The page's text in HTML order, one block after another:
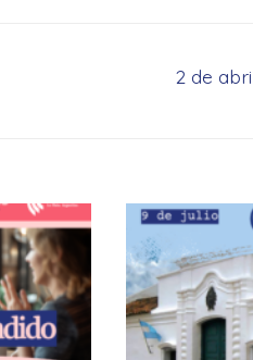
Entrada
2 de